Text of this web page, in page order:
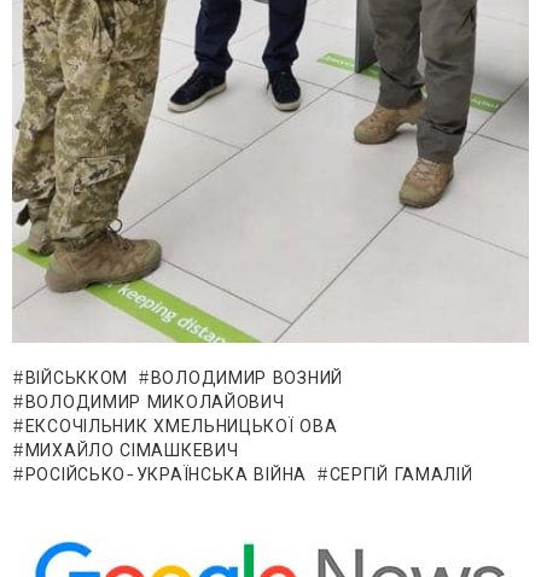
ВІЙСЬККОМ
ВОЛОДИМИР ВОЗНИЙ
ВОЛОДИМИР МИКОЛАЙОВИЧ
ЕКСОЧІЛЬНИК ХМЕЛЬНИЦЬКОЇ ОВА
МИХАЙЛО СІМАШКЕВИЧ
РОСІЙСЬКО-УКРАЇНСЬКА ВІЙНА
СЕРГІЙ ГАМАЛІЙ